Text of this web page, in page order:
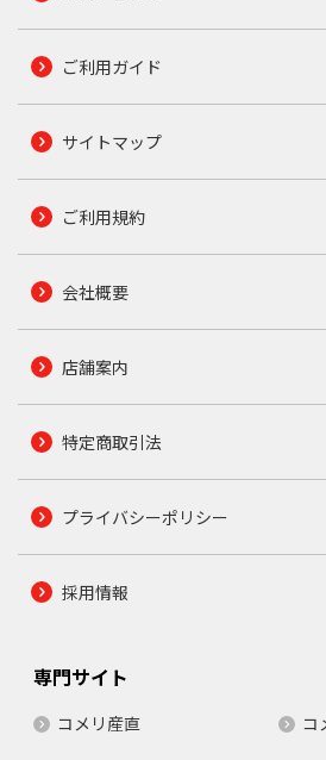
ご利用ガイド
サイトマップ
ご利用規約
会社概要
店舗案内
特定商取引法
プライバシーポリシー
採用情報
専門サイト
コメリ産直
コ